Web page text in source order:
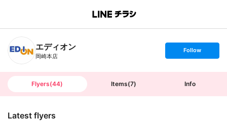
B
n
c
h
T
エディオン
岡崎本店
s
t
o
Follow
Flyers(44) Items(7) Info
Latest flyers